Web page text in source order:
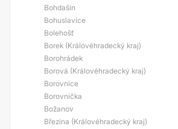
Bohdašín
Bohuslavice
Bolehošť
Borek (Královéhradecký kraj)
Borohrádek
Borová (Královéhradecký kraj)
Borovnice
Borovnička
Božanov
Březina (Královéhradecký kraj)